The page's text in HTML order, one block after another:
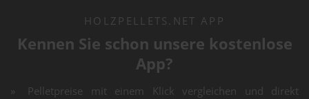
HOLZPELLETS.NET APP
Kennen Sie schon unsere kostenlose
App?
Pelletpreise mit einem Klick vergleichen und direkt